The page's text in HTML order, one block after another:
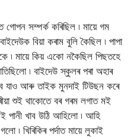
গোপন সম্পর্ক কৰিছিল ৷ মায়ে গম
বিয়া কৰাম বুলি কৈছিল ৷ পাপা
৷ মায়ে কিয় একো নকৈছিল পিছতহে
৷ বাইদেউ স্কুলৰ পৰা অহাৰ
আৰু তাইক মুনদাই টিউছন কৰে
শুই থাকোতে বৰ গৰম লগাত মই
পানী খাব উঠি আহিলো ৷ আহি
৷ খিৰিকিৰ পর্দাত মায়ে লুকাই